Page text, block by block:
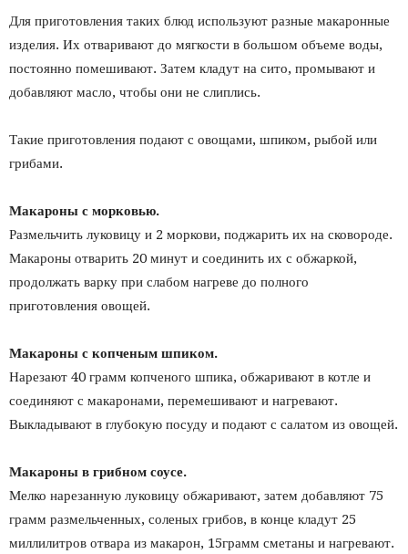
Для приготовления таких блюд используют разные макаронные
изделия. Их отваривают до мягкости в большом объеме воды,
постоянно помешивают. Затем кладут на сито, промывают и
добавляют масло, чтобы они не слиплись.
Такие приготовления подают с овощами, шпиком, рыбой или
грибами.
Макароны с морковью.
Размельчить луковицу и 2 моркови, поджарить их на сковороде.
Макароны отварить 20 минут и соединить их с обжаркой,
продолжать варку при слабом нагреве до полного
приготовления овощей.
Макароны с копченым шпиком.
Нарезают 40 грамм копченого шпика, обжаривают в котле и
соединяют с макаронами, перемешивают и нагревают.
Выкладывают в глубокую посуду и подают с салатом из овощей.
Макароны в грибном соусе.
Мелко нарезанную луковицу обжаривают, затем добавляют 75
грамм размельченных, соленых грибов, в конце кладут 25
миллилитров отвара из макарон, 15грамм сметаны и нагревают.